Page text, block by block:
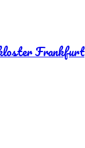
Frankfurt